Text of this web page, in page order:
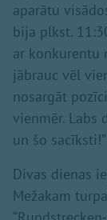
aparātu
bija plkst.
ar konkurentu
jābrauc vēl
nosargāt
vienmēr. Labs
un šo sacīksti!”
Divas dienas
Mežakam